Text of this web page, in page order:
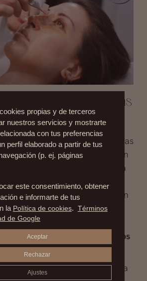
son las
tener en cuenta?
siempre le da al paciente unas
llevar en casa y así tener un
Son pasos muy sencillos a
y que van a ayudar a
recuperación y por lo tanto un
tiempos más reducidos.
la ingesta de los
medicamentos
en la zona para mejorar la
propias y de terceros
nuestros servicios y mostrarte
con tus preferencias
perfil elaborado a partir de tus
(p. ej. páginas
este consentimiento, obtener
e informarte de tus
la Política de cookies. Términos
de Google
Aceptar
Rechazar
Ajustes